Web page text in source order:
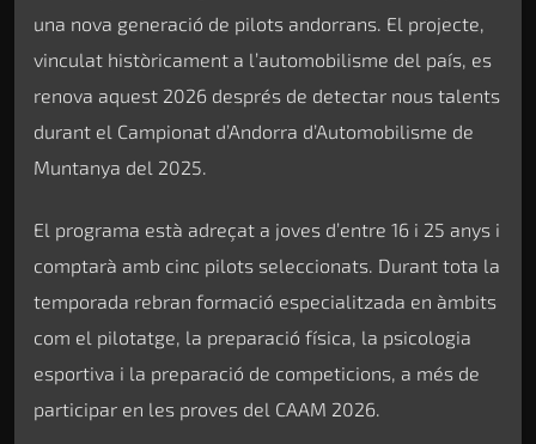
una nova generació de pilots andorrans. El projecte,
vinculat històricament a l’automobilisme del país, es
renova aquest 2026 després de detectar nous talents
durant el Campionat d’Andorra d’Automobilisme de
Muntanya del 2025.
El programa està adreçat a joves d’entre 16 i 25 anys i
comptarà amb cinc pilots seleccionats. Durant tota la
temporada rebran formació especialitzada en àmbits
com el pilotatge, la preparació física, la psicologia
esportiva i la preparació de competicions, a més de
participar en les proves del CAAM 2026.